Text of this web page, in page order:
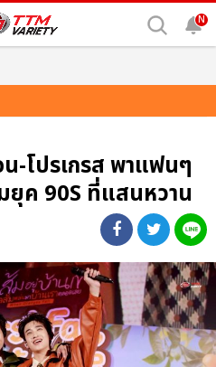
N
-โปรเกรส พาแฟนๆ
ค 90S ที่แสนหวาน